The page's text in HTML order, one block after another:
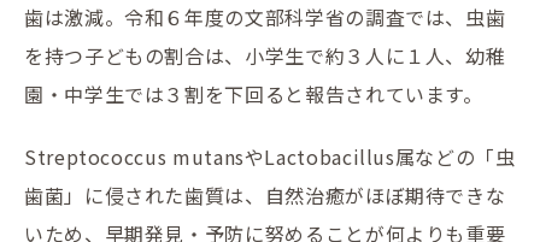
歯は激減。令和６年度の文部科学省の調査では、虫歯
を持つ子どもの割合は、小学生で約３人に１人、幼稚
園・中学生では３割を下回ると報告されています。
Streptococcus mutansやLactobacillus属などの「虫
歯菌」に侵された歯質は、自然治癒がほぼ期待できな
いため、早期発見・予防に努めることが何よりも重要